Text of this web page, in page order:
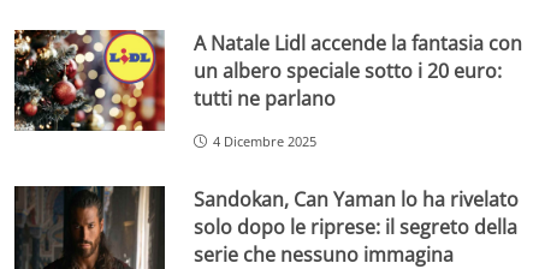
A Natale Lidl accende la fantasia con
un albero speciale sotto i 20 euro:
tutti ne parlano
4 Dicembre 2025
Sandokan, Can Yaman lo ha rivelato
solo dopo le riprese: il segreto della
serie che nessuno immagina